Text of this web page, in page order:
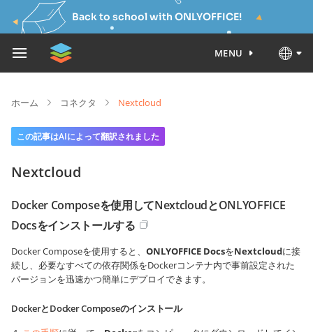
Back to school with ONLYOFFICE!
MENU
ホーム コネクタ Nextcloud
この記事はAIによって翻訳されました
Nextcloud
Docker Composeを使用してNextcloudとONLYOFFICE
Docsをインストールする
Docker Composeを使用すると、 ONLYOFFICE DocsをNextcloudに接
続し、必要なすべての依存関係をDockerコンテナ内で事前設定された
バージョンを迅速かつ簡単にデプロイできます。
DockerとDocker Composeのインストール